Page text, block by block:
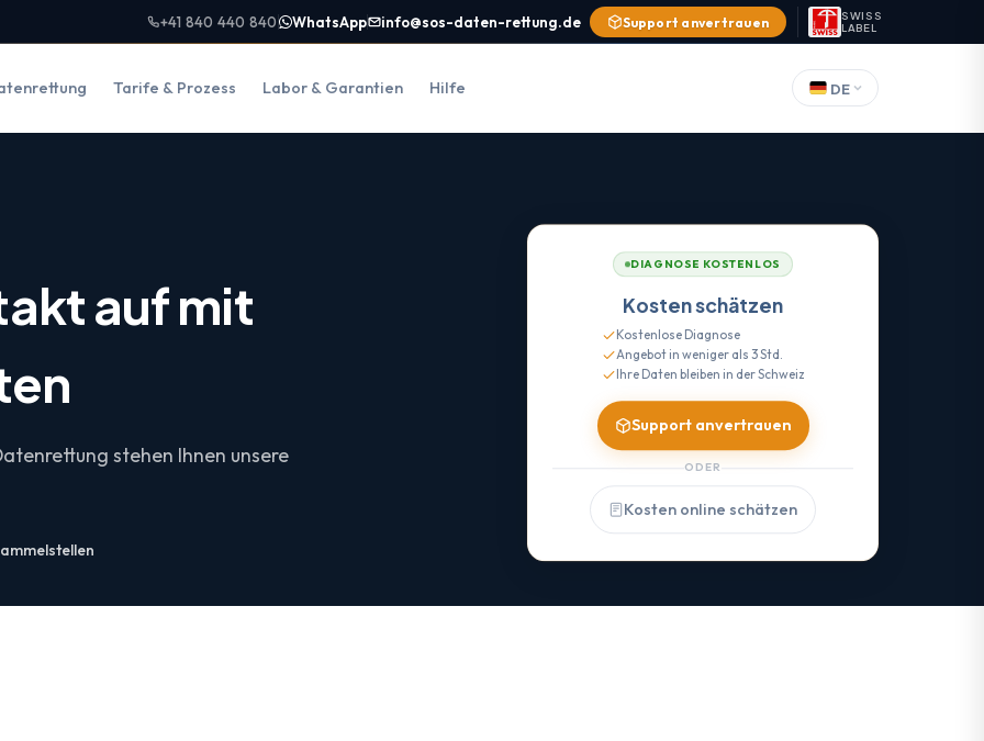
+41 840 440 840 WhatsApp info@sos-daten-rettung.de Support anvertrauen
SWISS
LABEL
Tarife & Prozess Labor & Garantien Hilfe DE
auf mit
stehen Ihnen unsere
DIAGNOSE KOSTENLOS
Kosten schätzen
Kostenlose Diagnose
Angebot in weniger als 3 Std.
Ihre Daten bleiben in der Schweiz
Support anvertrauen
ODER
Kosten online schätzen